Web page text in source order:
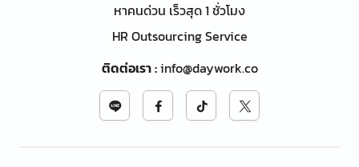
หาคนด่วน เร็วสุด 1 ชั่วโมง
HR Outsourcing Service
ติดต่อเรา:info@daywork.co